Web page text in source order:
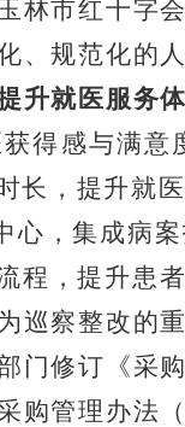
林市红十字
、规范化的
升就医服务体
得感与满
长，提升就
心，集成病
程，提升患
巡察整改的
门修订《采
购管理办法